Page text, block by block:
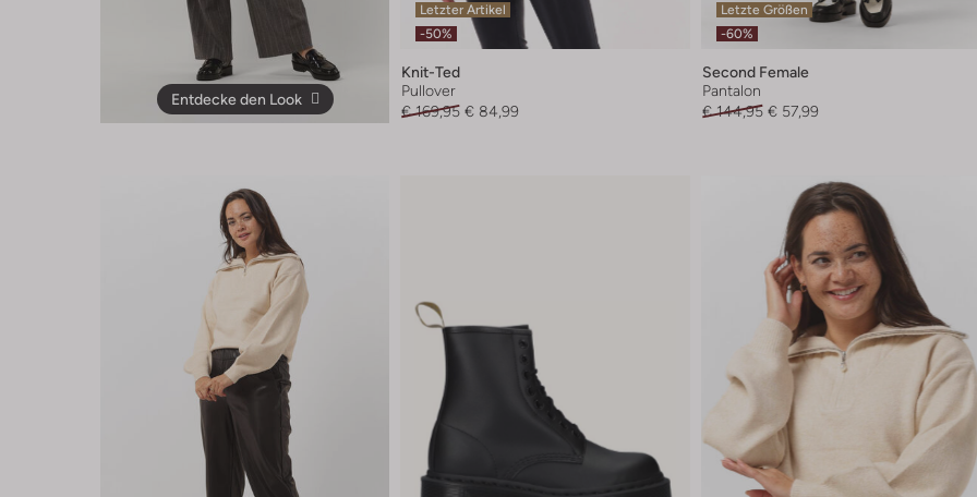
Entdecke den Look
Letzter Artikel
-50%
Knit-Ted
Pullover
€ 169,95 € 84,99
Letzte Größen
-60%
Second Female
Pantalon
€ 144,95 € 57,99